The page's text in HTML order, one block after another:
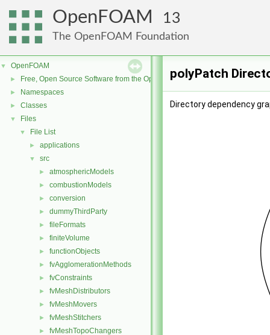
OpenFOAM 13
The OpenFOAM Foundation
▼ OpenFOAM
► Free, Open Source Software from the OpenFOAM Foundation
► Namespaces
► Classes
▼ Files
▼ File List
► applications
▼ src
► atmosphericModels
► combustionModels
► conversion
► dummyThirdParty
► fileFormats
► finiteVolume
► functionObjects
► fvAgglomerationMethods
► fvConstraints
► fvMeshDistributors
► fvMeshMovers
► fvMeshStitchers
► fvMeshTopoChangers
polyPatch
Directory dependency